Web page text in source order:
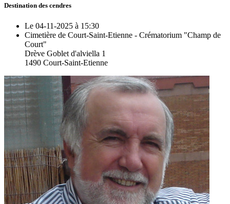
Destination des cendres
Le 04-11-2025 à 15:30
Cimetière de Court-Saint-Etienne - Crématorium "Champ de
Court"
Drève Goblet d'alviella 1
1490 Court-Saint-Etienne